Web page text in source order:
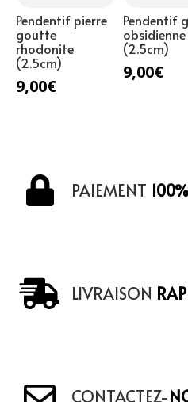
Pendentif pierre
goutte
rhodonite
(2.5cm)
9,00€
Pendentif
(2.5cm)
9,00€
PAIEMENT
LIVRAISON
CONTACTEZ-